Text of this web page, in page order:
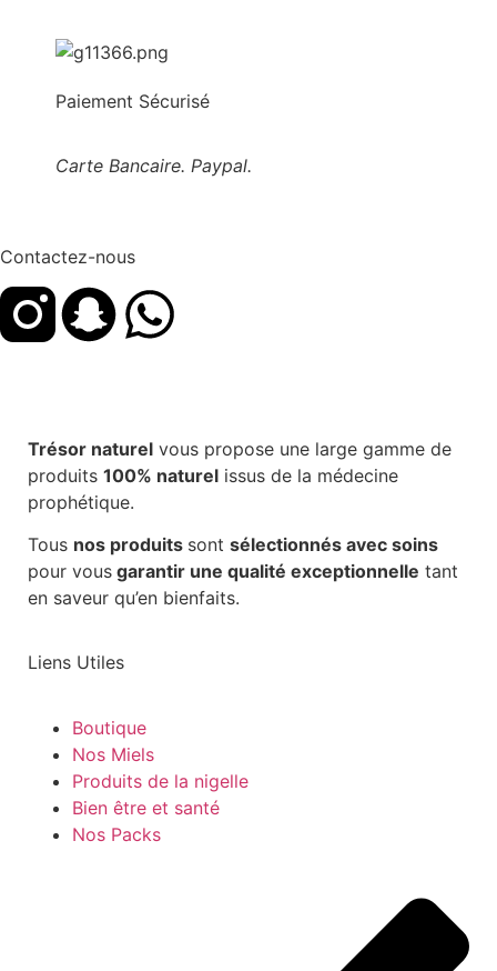
Paiement Sécurisé
Carte Bancaire. Paypal.
Contactez-nous
Trésor naturel vous propose une large gamme de
produits 100% naturel issus de la médecine
prophétique.
Tous nos produits sont sélectionnés avec soins
pour vous garantir une qualité exceptionnelle tant
en saveur qu’en bienfaits.
Liens Utiles
Boutique
Nos Miels
Produits de la nigelle
Bien être et santé
Nos Packs